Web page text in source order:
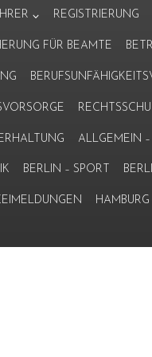
REGISTRIERUNG
FÜR BEAMTE
ALLGEMEIN
BERLIN – SPORT